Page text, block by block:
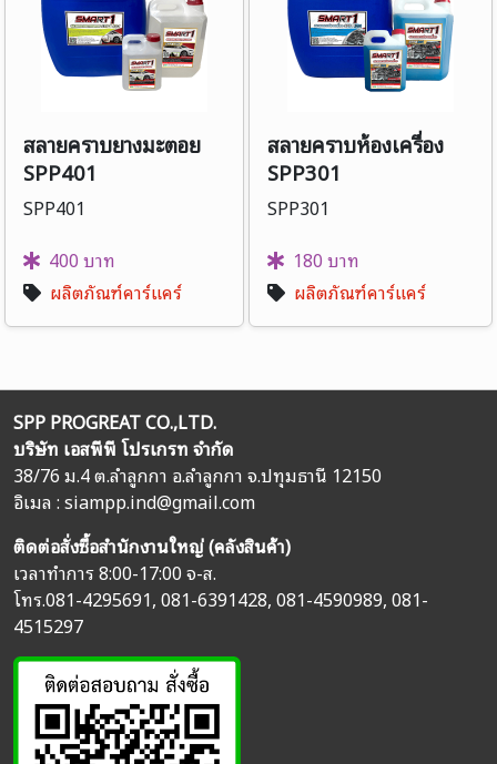
สลายคราบยางมะตอย
SPP401
SPP401
400 บาท
ผลิตภัณฑ์คาร์แคร์
สลายคราบห้องเครื่อง
SPP301
SPP301
180 บาท
ผลิตภัณฑ์คาร์แคร์
SPP PROGREAT CO.,LTD.
บริษัท เอสพีพี โปรเกรท จำกัด
38/76 ม.4 ต.ลำลูกกา อ.ลำลูกกา จ.ปทุมธานี 12150
อิเมล :siampp.ind@gmail.com
ติดต่อสั่งซื้อสำนักงานใหญ่ (คลังสินค้า)
เวลาทำการ 8:00-17:00 จ-ส.
โทร.081-4295691,081-6391428,081-4590989,081-
4515297